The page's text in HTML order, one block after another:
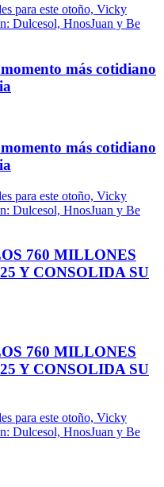
más cotidiano
más cotidiano
760 MILLONES
Y CONSOLIDA SU
760 MILLONES
Y CONSOLIDA SU